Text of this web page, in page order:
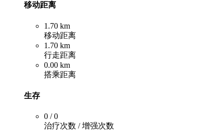
移动距离
1.70 km
移动距离
1.70 km
行走距离
0.00 km
搭乘距离
生存
0 / 0
治疗次数 / 增强次数